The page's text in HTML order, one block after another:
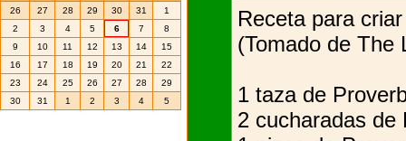
Receta para
(Tomado de The
1 taza de
2 cucharadas de
26
27 28 29 30 31
1
2
3 4 5 6 7
8
9
10 11 12 13 14
15
16
17 18 19 20 21
22
23
24 25 26 27 28
29
30
31 1 2 3 4 5